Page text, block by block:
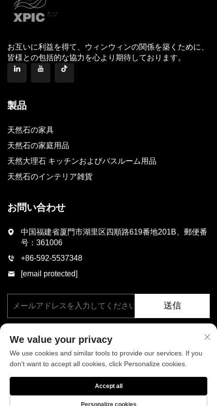
お互いに利益を得て、ウィンウィンの関係を築くために、
皆様との包括的な協力を心より期待しております。
製品
天然石の家具
天然石の家庭用品
天然大理石 キッチンおよびバスルーム用品
天然石のインテリア雑貨
お問い合わせ
中国福建省厦門市湖里区四順路619番地201B、郵便番
号：361006
+86-592-5537348
[email protected]
送信
著作権 © 厦門フェニックス工業有限公司、すべての権利を保有。
We value your privacy
We use cookies and similar tools to provide our services. If you
don't want to accept all cookies, click Personalize cookies.
Personalize cookies
Accept all